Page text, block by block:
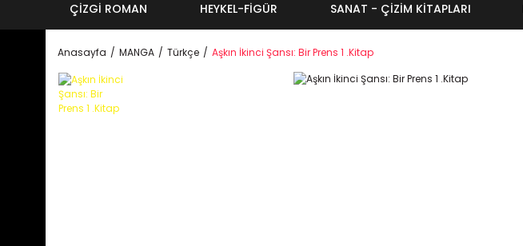
ÇİZGİ ROMAN HEYKEL-FİGÜR SANAT - ÇİZİM KİTAPLARI
Anasayfa MANGA Türkçe Aşkın İkinci Şansı: Bir Prens 1 .Kitap